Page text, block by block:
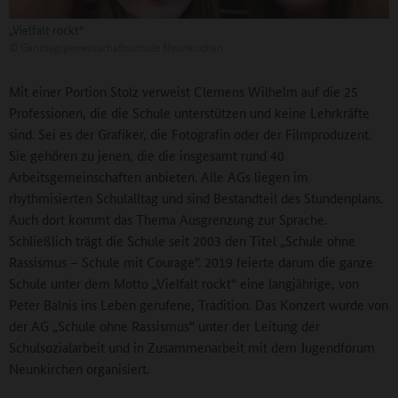
Mit einer Portion Stolz verweist Clemens Wilhelm auf die 25
Professionen, die die Schule unterstützen und keine Lehrkräfte
sind. Sei es der Grafiker, die Fotografin oder der Filmproduzent.
Sie gehören zu jenen, die die insgesamt rund 40
Arbeitsgemeinschaften anbieten. Alle AGs liegen im
rhythmisierten Schulalltag und sind Bestandteil des Stundenplans.
Auch dort kommt das Thema Ausgrenzung zur Sprache.
Schließlich trägt die Schule seit 2003 den Titel „Schule ohne
Rassismus – Schule mit Courage“. 2019 feierte darum die ganze
Schule unter dem Motto „Vielfalt rockt“ eine langjährige, von
Peter Balnis ins Leben gerufene, Tradition. Das Konzert wurde von
der AG „Schule ohne Rassismus“ unter der Leitung der
Schulsozialarbeit und in Zusammenarbeit mit dem Jugendforum
Neunkirchen organisiert.